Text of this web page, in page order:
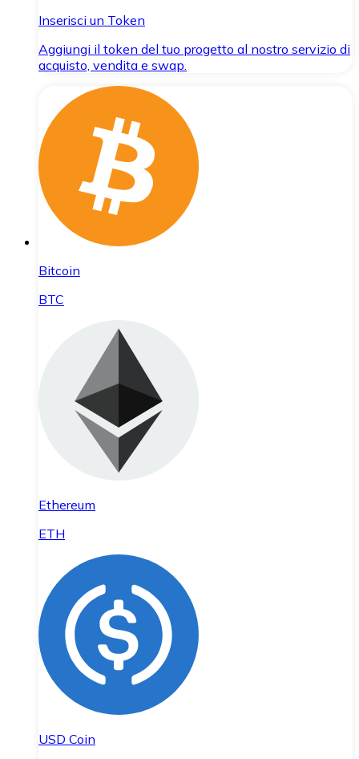
Inserisci un Token
Aggiungi il token del tuo progetto al nostro servizio di
acquisto, vendita e swap.
Bitcoin
BTC
Ethereum
ETH
USD Coin